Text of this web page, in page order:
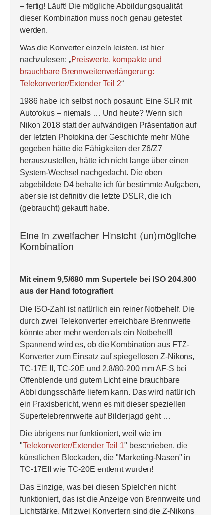
– fertig! Läuft! Die mögliche Abbildungsqualität
dieser Kombination muss noch genau getestet
werden.
Was die Konverter einzeln leisten, ist hier
nachzulesen: „Preiswerte, kompakte und
brauchbare Brennweitenverlängerung:
Telekonverter/Extender Teil 2“
1986 habe ich selbst noch posaunt: Eine SLR mit
Autofokus – niemals … Und heute? Wenn sich
Nikon 2018 statt der aufwändigen Präsentation auf
der letzten Photokina der Geschichte mehr Mühe
gegeben hätte die Fähigkeiten der Z6/Z7
herauszustellen, hätte ich nicht lange über einen
System-Wechsel nachgedacht. Die oben
abgebildete D4 behalte ich für bestimmte Aufgaben,
aber sie ist definitiv die letzte DSLR, die ich
(gebraucht) gekauft habe.
Eine in zweifacher Hinsicht (un)mögliche
Kombination
Mit einem 9,5/680 mm Supertele bei ISO 204.800
aus der Hand fotografiert
Die ISO-Zahl ist natürlich ein reiner Notbehelf. Die
durch zwei Telekonverter erreichbare Brennweite
könnte aber mehr werden als ein Notbehelf!
Spannend wird es, ob die Kombination aus FTZ-
Konverter zum Einsatz auf spiegellosen Z-Nikons,
TC-17E II, TC-20E und 2,8/80-200 mm AF-S bei
Offenblende und gutem Licht eine brauchbare
Abbildungsschärfe liefern kann. Das wird natürlich
ein Praxisbericht, wenn es mit dieser speziellen
Supertelebrennweite auf Bilderjagd geht …
Die übrigens nur funktioniert, weil wie im
"Telekonverter/Extender Teil 1" beschrieben, die
künstlichen Blockaden, die "Marketing-Nasen" in
TC-17EII wie TC-20E entfernt wurden!
Das Einzige, was bei diesen Spielchen nicht
funktioniert, das ist die Anzeige von Brennweite und
Lichtstärke. Mit zwei Konvertern sind die Z-Nikons